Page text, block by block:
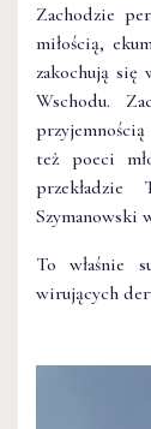
Zachodzie
miłością,
zakochują się
Wschodu.
też poeci
przekładzie
Szymanowski
To właśnie
wirujących